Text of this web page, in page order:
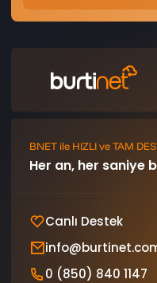
BNET ile HIZLI ve TAM
Her an, her saniye
Canlı Destek
0 (850) 840 1147